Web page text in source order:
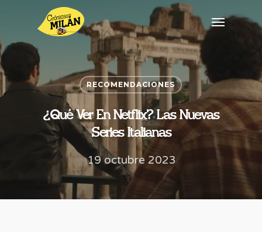
RECOMENDACIONES
¿Qué Ver En Netflix? Las Nuevas
Series Italianas
19 octubre 2023